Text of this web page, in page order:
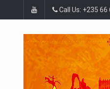
Call Us: +235 66